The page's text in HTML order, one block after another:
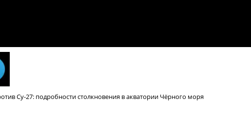
Су-27: подробности столкновения в акватории Чёрного моря